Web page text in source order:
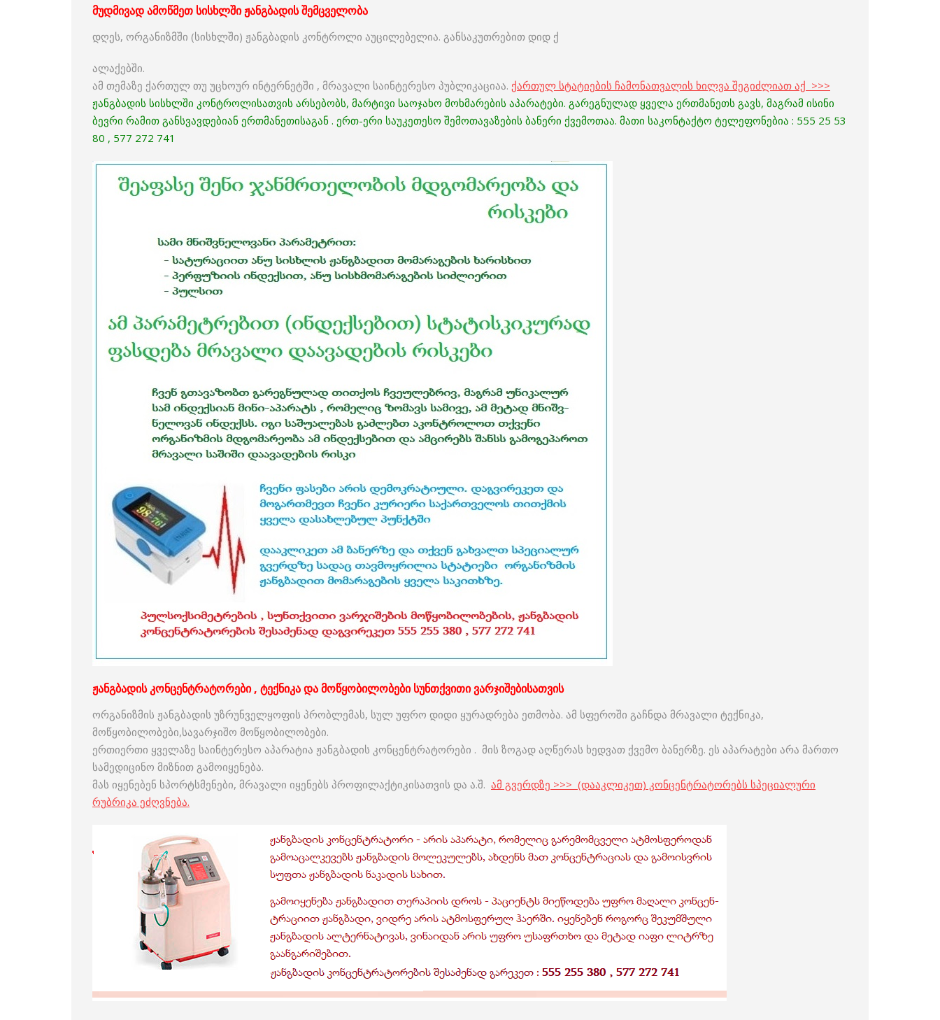
მუდმივად ამოწმეთ სისხლში ჟანგბადის შემცველობა
დღეს, ორგანიზმში (სისხლში) ჟანგბადის კონტროლი აუცილებელია. განსაკუთრებით დიდ ქ
ალაქებში.
ამ თემაზე ქართულ თუ უცხოურ ინტერნეტში , მრავალი საინტერესო პუბლიკაციაა. ქართულ სტატიების ჩამონათვალის ხილვა შეგიძლიათ აქ >>>
ჟანგბადის სისხლში კონტროლისათვის არსებობს, მარტივი საოჯახო მოხმარების აპარატები. გარეგნულად ყველა ერთმანეთს გავს, მაგრამ ისინი
ბევრი რამით განსვავდებიან ერთმანეთისაგან . ერთ-ერი საუკეთესო შემოთავაზების ბანერი ქვემოთაა. მათი საკონტაქტო ტელეფონებია : 555 25 53
80 , 577 272 741
ჟანგბადის კონცენტრატორები , ტექნიკა და მოწყობილობები სუნთქვითი ვარჯიშებისათვის
ორგანიზმის ჟანგბადის უზრუნველყოფის პრობლემას, სულ უფრო დიდი ყურადრება ეთმობა. ამ სფეროში გაჩნდა მრავალი ტექნიკა,
მოწყობილობები,სავარჯიშო მოწყობილობები.
ერთიერთი ყველაზე საინტერესო აპარატია ჟანგბადის კონცენტრატორები . მის ზოგად აღწერას ხედვათ ქვემო ბანერზე. ეს აპარატები არა მართო
სამედიცინო მიზნით გამოიყენება.
მას იყენებენ სპორტსმენები, მრავალი იყენებს პროფილაქტიკისათვის და ა.შ. ამ გვერდზე >>> (დააკლიკეთ) კონცენტრატორებს სპეციალური
რუბრიკა ეძღვნება.